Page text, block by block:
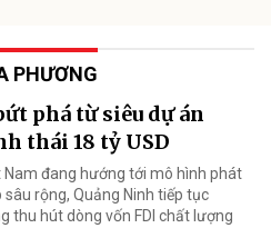
PHƯƠNG
phá từ siêu dự án
thái 18 tỷ USD
Nam đang hướng tới mô hình phát
rộng, Quảng Ninh tiếp tục
thu hút dòng vốn FDI chất lượng